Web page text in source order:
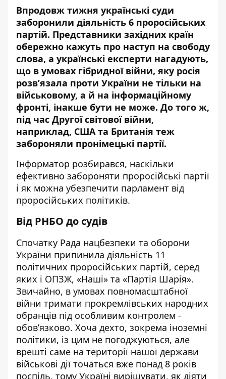
Впродовж тижня українські суди
заборонили діяльність 6 проросійських
партій. Представники західних країн
обережно кажуть про наступ на свободу
слова, а українські експерти нагадують,
що в умовах гібридної війни, яку росія
розв’язала проти України не тільки на
військовому, а й на інформаційному
фронті, інакше бути не може. До того ж,
під час Другої світової війни,
наприклад, США та Британія теж
забороняли пронімецькі партії.
Інформатор розбирався, наскільки
ефективно забороняти проросійські партії
і як можна убезпечити парламент від
проросійських політиків.
Від РНБО до судів
Спочатку Рада нацбезпеки та оборони
України припинила діяльність 11
політичних проросійських партій, серед
яких і ОПЗЖ, «Наші» та «Партія Шарія».
Звичайно, в умовах повномасштабної
війни тримати прокремлівських народних
обранців під особливим контролем -
обов’язково. Хоча дехто, зокрема іноземні
політики, із цим не погоджуються, але
врешті саме на території нашої держави
військові дії точаться вже понад 8 років
поспіль, тому Україні вирішувати, як діяти